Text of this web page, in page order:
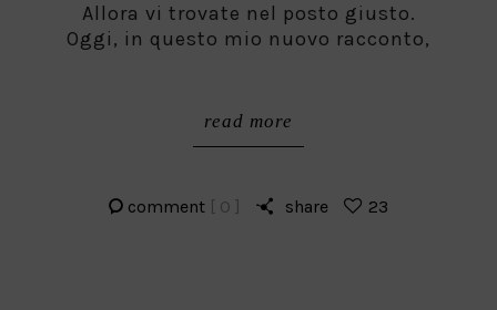
Allora vi trovate nel posto giusto.
Oggi, in questo mio nuovo racconto,
read more
comment [ 0 ] share 23